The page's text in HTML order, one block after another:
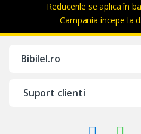
Reducerile se aplica în
Campania incepe la
Bibilel.ro
Suport clienti